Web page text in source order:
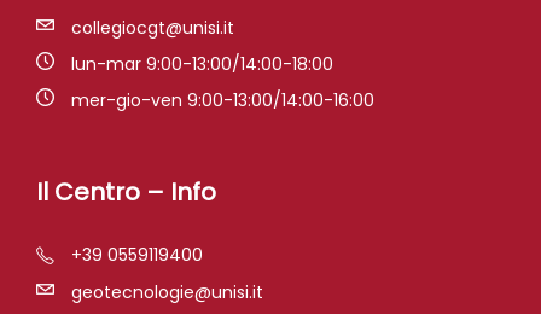
collegiocgt@unisi.it
lun-mar 9:00-13:00/14:00-18:00
mer-gio-ven 9:00-13:00/14:00-16:00
Il Centro – Info
+39 0559119400
geotecnologie@unisi.it